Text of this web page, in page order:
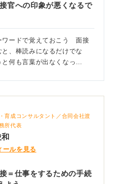
官への印象が悪くなるで
ワードで覚えておこう 面接
、棒読みになるだけでな
何も言葉が出なくなっ…
育成コンサルタント／合同会社渡
所代表
ールを見る
＝仕事をするための手続